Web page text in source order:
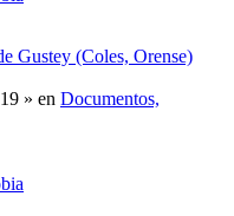
Gustey (Coles, Orense)
» en Documentos,